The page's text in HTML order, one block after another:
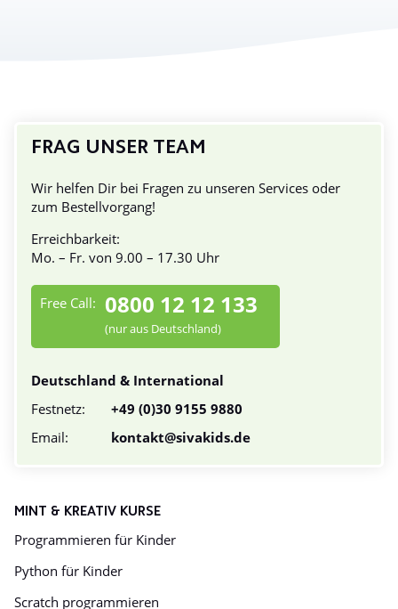
FRAG UNSER TEAM
Wir helfen Dir bei Fragen zu unseren Services oder
zum Bestellvorgang!
Erreichbarkeit:
Mo. – Fr. von 9.00 – 17.30 Uhr
Free Call: 0800 12 12 133
(nur aus Deutschland)
Deutschland & International
Festnetz:
+49 (0)30 9155 9880
Email:
kontakt@sivakids.de
MINT & KREATIV KURSE
Programmieren für Kinder
Python für Kinder
Scratch programmieren